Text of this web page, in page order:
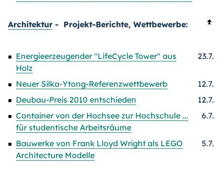
Architektur - Projekt-Berichte, Wettbewerbe:
Energieerzeugender "LifeCycle Tower" aus
Holz
23.7.
Neuer Silka-Ytong-Referenzwettbewerb
12.7.
Deubau-Preis 2010 entschieden
12.7.
Container von der Hochsee zur Hochschule ...
für studentische Arbeitsräume
6.7.
Bauwerke von Frank Lloyd Wright als LEGO
Architecture Modelle
5.7.